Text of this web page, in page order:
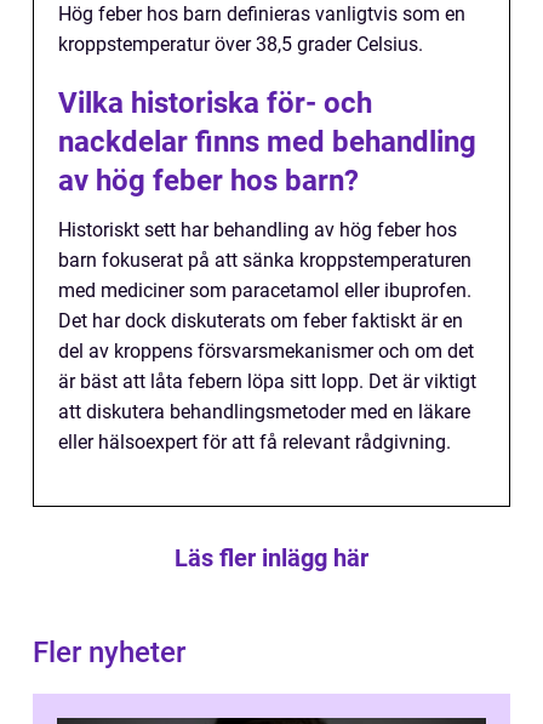
Hög feber hos barn definieras vanligtvis som en
kroppstemperatur över 38,5 grader Celsius.
Vilka historiska för- och
nackdelar finns med behandling
av hög feber hos barn?
Historiskt sett har behandling av hög feber hos
barn fokuserat på att sänka kroppstemperaturen
med mediciner som paracetamol eller ibuprofen.
Det har dock diskuterats om feber faktiskt är en
del av kroppens försvarsmekanismer och om det
är bäst att låta febern löpa sitt lopp. Det är viktigt
att diskutera behandlingsmetoder med en läkare
eller hälsoexpert för att få relevant rådgivning.
Läs fler inlägg här
Fler nyheter